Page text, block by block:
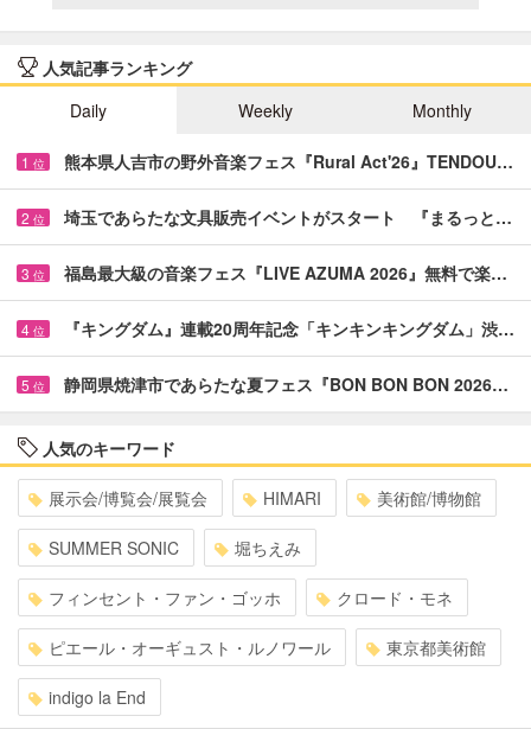
人気記事ランキング
Daily
Weekly Monthly
1 位 熊本県人吉市の野外音楽フェス『Rural Act'26』TENDOU…
2 位 埼玉であらたな文具販売イベントがスタート 『まるっと…
3 位 福島最大級の音楽フェス『LIVE AZUMA 2026』無料で楽…
4 位 『キングダム』連載20周年記念「キンキンキングダム」渋…
5 位 静岡県焼津市であらたな夏フェス『BON BON BON 2026…
人気のキーワード
展示会/博覧会/展覧会 HIMARI 美術館/博物館
SUMMER SONIC 堀ちえみ
フィンセント・ファン・ゴッホ クロード・モネ
ピエール・オーギュスト・ルノワール 東京都美術館
indigo la End